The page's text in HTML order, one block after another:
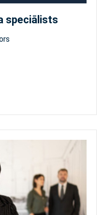
speciālists